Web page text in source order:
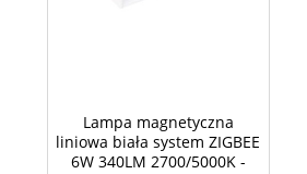
Lampa magnetyczna
liniowa biała system ZIGBEE
6W 340LM 2700/5000K -